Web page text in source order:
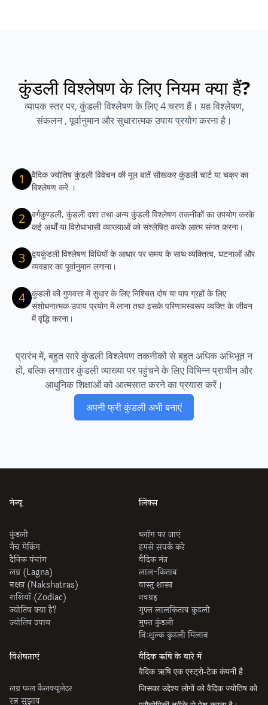
कुंडली विश्लेषण के लिए नियम क्या हैं?
व्यापक स्तर पर, कुंडली विश्लेषण के लिए 4 चरण हैं। यह विश्लेषण,
संकलन , पूर्वानुमान और सुधारात्मक उपाय प्रयोग करना है।
1
वैदिक ज्योतिष कुंडली विवेचन की मूल बातें सीखकर कुंडली चार्ट या चक्र का
विश्लेषण करें ।
2 वर्गकुण्डली, कुंडली दशा तथा अन्य कुंडली विश्लेषण तकनीकों का उपयोग करके
कई अर्थों या विरोधाभासी व्याख्याओं को संश्लेषित करके आत्म संगत करना।
3 द्वयकुंडली विश्लेषण विधियों के आधार पर समय के साथ व्यक्तित्व, घटनाओं और
व्यवहार का पूर्वानुमान लगाना।
4 कुंडली की गुणवत्ता में सुधार के लिए निश्चित दोष या पाप ग्रहों के लिए
संशोधनात्मक उपाय प्रयोग में लाना तथा इसके परिणामस्वरूप व्यक्ति के जीवन
में वृद्धि करना।
प्रारंभ में, बहुत सारे कुंडली विश्लेषण तकनीकों से बहुत अधिक अभिभूत न
हों, बल्कि लगातार कुंडली व्याख्या पर पहुंचने के लिए विभिन्न प्राचीन और
आधुनिक शिक्षाओं को आत्मसात करने का प्रयास करें।
अपनी फ्री कुंडली अभी बनाएं
मेन्यू
कुंडली
मैच मेकिंग
दैनिक पंचांग
लग्न (Lagna)
नक्षत्र (Nakshatras)
राशियाँ (Zodiac)
ज्योतिष क्या है?
ज्योतिष उपाय
लिंक्स
ब्लॉग पर जाएं
हमसे संपर्क करें
वैदिक मंत्र
लाल-किताब
वास्तु शास्त्र
नवग्रह
मुफ्त लालकिताब कुंडली
मुफ्त कुंडली
निःशुल्क कुंडली मिलान
विशेषताएं
लग्न फल कैलक्यूलेटर
रत्न सुझाव
वैदिक ऋषि के बारे में
वैदिक ऋषि एक एस्ट्रो-टेक कंपनी है
जिसका उद्देश्य लोगों को वैदिक ज्योतिष को